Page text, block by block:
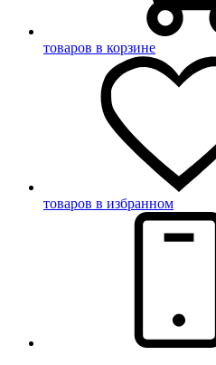
товаров в корзине
товаров в избранном